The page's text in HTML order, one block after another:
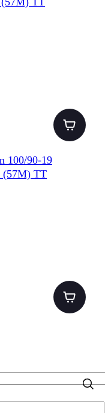
100/90-19
(57M) TT